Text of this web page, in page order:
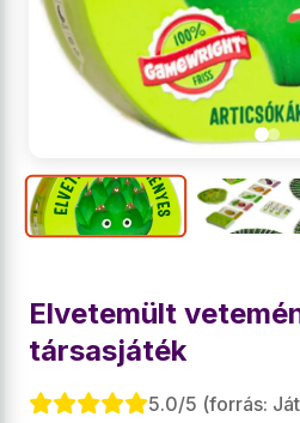
Elvetemült
társasjáték
5.0/5 (forrás: